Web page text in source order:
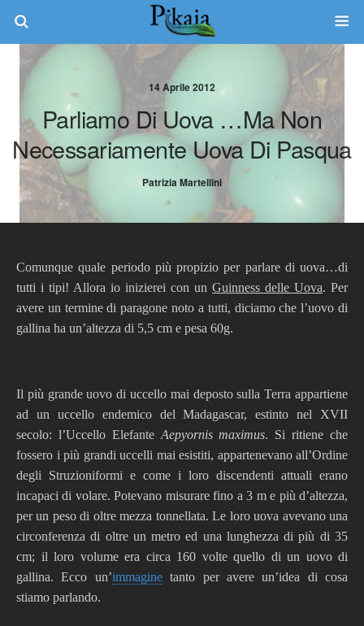
14 Aprile 2012
Parliamo Di Uova …ma Non
Necessariamente Uova Di Pasqua
Patrizia Martellini
Comunque quale periodo più propizio per parlare di uova…di
tutti i tipi! Allora io inizierei con un Guinness delle Uova. Per
avere un termine di paragone noto a tutti, diciamo che l’uovo di
gallina ha un’altezza di 5,5 cm e pesa 60g.
Il più grande uovo di uccello mai deposto sulla Terra appartiene
ad un uccello endemico del Madagascar, estinto nel XVII
secolo: l’Uccello Elefante Aepyornis maximus. Si ritiene che
fossero i più grandi uccelli mai esistiti, appartenevano all’Ordine
degli Struzioniformi e come i loro discendenti attuali erano
incapaci di volare. Potevano misurare fino a 3 m e più d’altezza,
per un peso di oltre mezza tonnellata. Le loro uova avevano una
circonferenza di oltre un metro ed una lunghezza di più di 35
cm; il loro volume era circa 160 volte quello di un uovo di
gallina. Ecco un’immaginetanto per avere un’idea di cosa
stiamo parlando.